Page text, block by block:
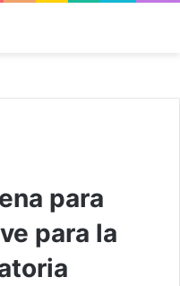
para
para la